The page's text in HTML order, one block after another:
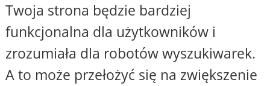
Twoja strona będzie bardziej
funkcjonalna dla użytkowników i
zrozumiała dla robotów wyszukiwarek.
A to może przełożyć się na zwiększenie